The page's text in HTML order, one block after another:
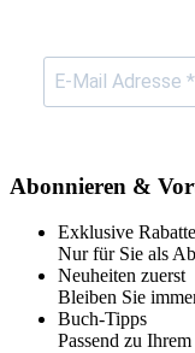
Abonnieren &
Exklusive Rabatte
Nur für Sie als
Neuheiten zuerst
Bleiben Sie
Buch-Tipps
Passend zu